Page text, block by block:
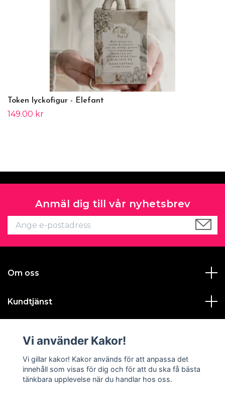
Token lyckofigur - Elefant
149.00 kr
Anmäl dig till vår nyhetsbrev
Om oss
Kundtjänst
Sociala medier
Vi använder Kakor!
Vi gillar kakor! Kakor används för att anpassa det
innehåll som visas för dig och för att du ska få bästa
tänkbara upplevelse när du handlar hos oss.